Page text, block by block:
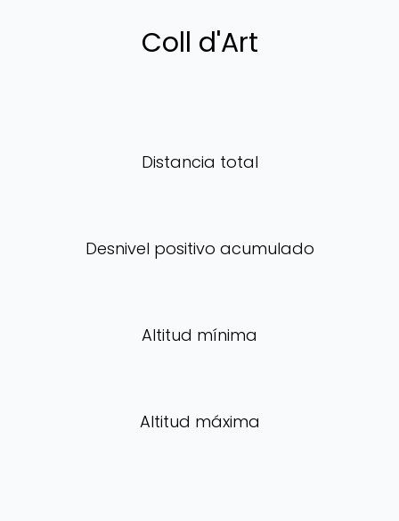
Coll d'Art
Distancia total
Desnivel positivo acumulado
Altitud mínima
Altitud máxima